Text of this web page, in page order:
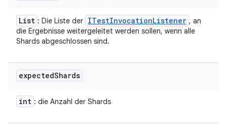
List : Die Liste der ITestInvocationListener , an
die Ergebnisse weitergeleitet werden sollen, wenn alle
Shards abgeschlossen sind.
expectedShards
int : die Anzahl der Shards